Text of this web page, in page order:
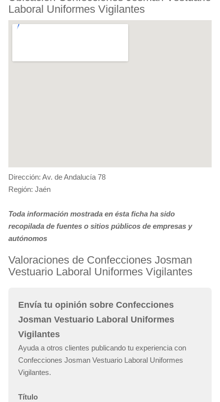
Laboral Uniformes Vigilantes
Dirección: Av. de Andalucía 78
Región: Jaén
Toda información mostrada en ésta ficha ha sido
recopilada de fuentes o sitios públicos de empresas y
autónomos
Valoraciones de Confecciones Josman
Vestuario Laboral Uniformes Vigilantes
Envía tu opinión sobre Confecciones
Josman Vestuario Laboral Uniformes
Vigilantes
Ayuda a otros clientes publicando tu experiencia con
Confecciones Josman Vestuario Laboral Uniformes
Vigilantes.
Título